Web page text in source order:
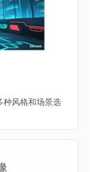
种风格和场景选